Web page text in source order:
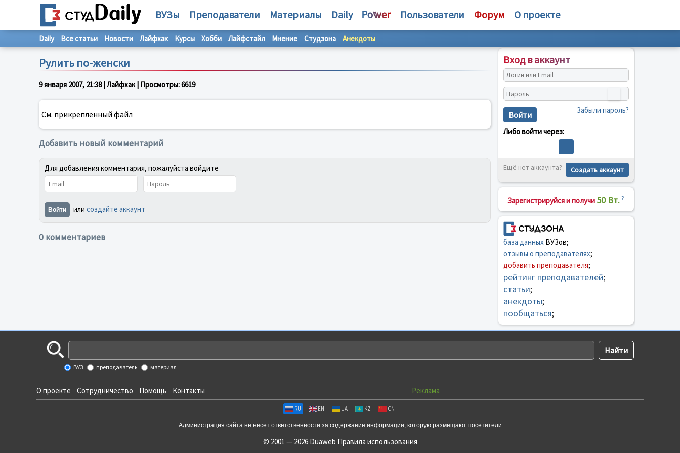
ВУЗы Преподаватели Материалы Daily Пользователи Форум О проекте
Рулить по-женски
9 января 2007, 21:38| Лайфхак | Просмотры:6619
Daily Все статьи Новости Лайфхак Курсы Хобби Лайфстайл Мнение Студзона Анекдоты
См. прикрепленный файл
Добавить новый комментарий
Для добавления комментария, пожалуйста войдите
Войти или создайте аккаунт
0 комментариев
Вход в аккаунт
Войти Забыли пароль?
Либо войти через:
Ещё нет аккаунта? Создать аккаунт
Зарегистрируйся и получи 50 Вт. ?
база данныхВУЗов;
отзывы о преподавателях;
добавить преподавателя;
рейтинг преподавателей;
статьи;
анекдоты;
пообщаться;
ВУЗ преподаватель материал
О проекте Сотрудничество Помощь Контакты Реклама
RU EN UA KZ CN
Администрация сайта не несет ответственности за содержание информации, которую размещают посетители
© 2001 — 2026 Duaweb Правила использования